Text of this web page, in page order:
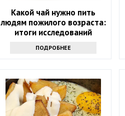
Какой чай нужно пить
людям пожилого возраста:
итоги исследований
ПОДРОБНЕЕ